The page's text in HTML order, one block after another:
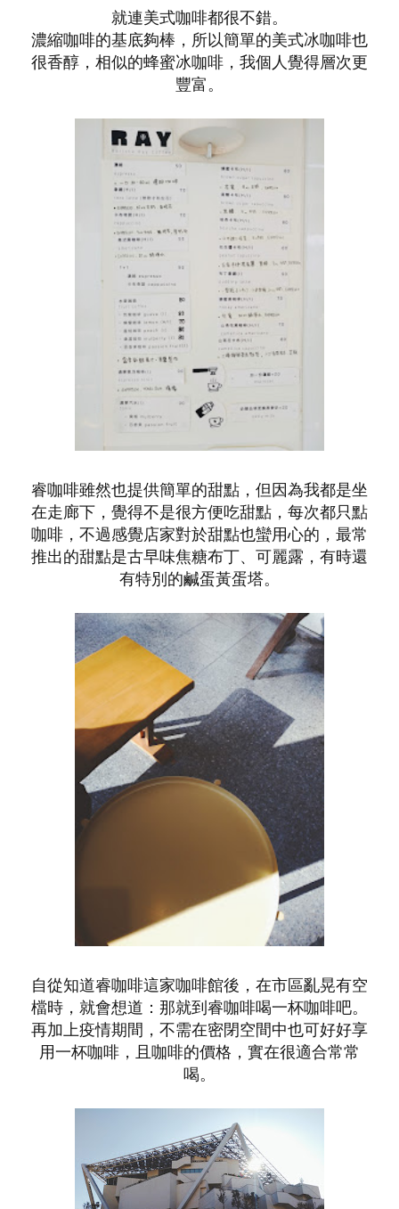
就連美式咖啡都很不錯。
濃縮咖啡的基底夠棒，所以簡單的美式冰咖啡也
很香醇，相似的蜂蜜冰咖啡，我個人覺得層次更
豐富。
睿咖啡雖然也提供簡單的甜點，但因為我都是坐
在走廊下，覺得不是很方便吃甜點，每次都只點
咖啡，不過感覺店家對於甜點也蠻用心的，最常
推出的甜點是古早味焦糖布丁、可麗露，有時還
有特別的鹹蛋黃蛋塔。
自從知道睿咖啡這家咖啡館後，在市區亂晃有空
檔時，就會想道：那就到睿咖啡喝一杯咖啡吧。
再加上疫情期間，不需在密閉空間中也可好好享
用一杯咖啡，且咖啡的價格，實在很適合常常
喝。